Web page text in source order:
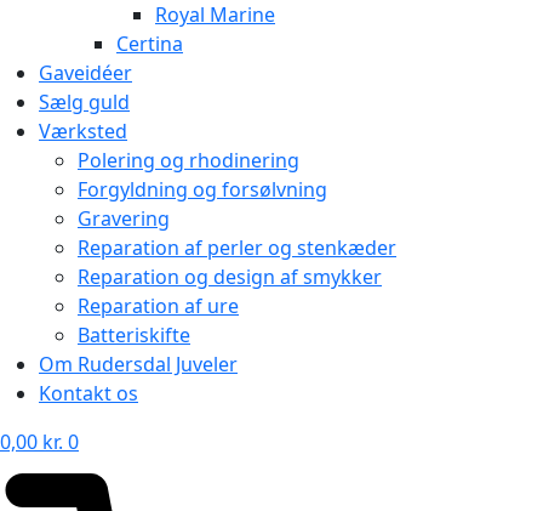
Royal Marine
Certina
Gaveidéer
Sælg guld
Værksted
Polering og rhodinering
Forgyldning og forsølvning
Gravering
Reparation af perler og stenkæder
Reparation og design af smykker
Reparation af ure
Batteriskifte
Om Rudersdal Juveler
Kontakt os
0,00 kr. 0